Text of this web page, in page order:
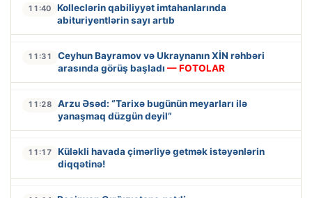
11:40
Kolleclərin qabiliyyət imtahanlarında
abituriyentlərin sayı artıb
11:31
Ceyhun Bayramov və Ukraynanın XİN rəhbəri
arasında görüş başladı — FOTOLAR
11:28
Arzu Əsəd: “Tarixə bugünün meyarları ilə
yanaşmaq düzgün deyil”
11:17
Küləkli havada çimərliyə getmək istəyənlərin
diqqətinə!